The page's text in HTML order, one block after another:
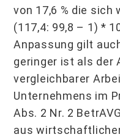
von 17,6 % die
(117,4: 99,8 – 1) *
Anpassung gilt
geringer ist als der
vergleichbarer
Unternehmens im
Abs. 2 Nr. 2
aus